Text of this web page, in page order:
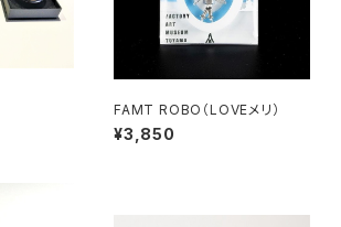
FAMT ROBO（LOVEメリ）
¥3,850